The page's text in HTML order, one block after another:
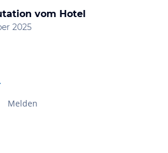
vom Hotel
2025
dass unsere Hotels über sechs
Melden